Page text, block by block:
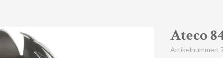
Ateco
Artikelnummer: